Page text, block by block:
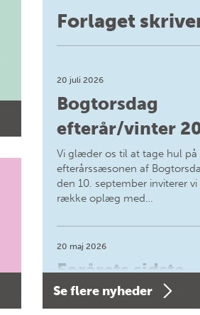
Forlaget
20 juli 2026
Bogtorsdag
efterår/vinter
Vi glæder os til at tage hul på
efterårssæsonen af
den 10. september inviterer vi
række oplæg med…
20 maj 2026
Forårets sidste
Bogtorsdag 11.
Se flere nyheder